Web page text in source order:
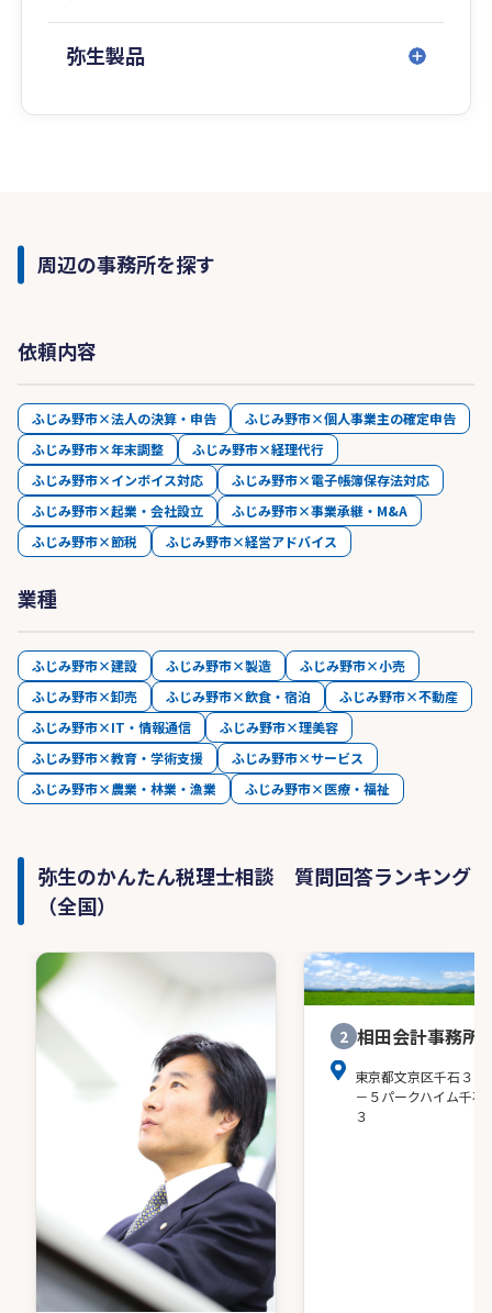
弥生製品
周辺の事務所を探す
依頼内容
ふじみ野市×法人の決算・申告
ふじみ野市×個人事業主の確定申告
ふじみ野市×年末調整
ふじみ野市×経理代行
ふじみ野市×インボイス対応
ふじみ野市×電子帳簿保存法対応
ふじみ野市×起業・会社設立
ふじみ野市×事業承継・M&A
ふじみ野市×節税
ふじみ野市×経営アドバイス
業種
ふじみ野市×建設 ふじみ野市×製造
ふじみ野市×小売
ふじみ野市×卸売
ふじみ野市×飲食・宿泊
ふじみ野市×不動産
ふじみ野市×IT・情報通信
ふじみ野市×理美容
ふじみ野市×教育・学術支援
ふじみ野市×サービス
ふじみ野市×農業・林業・漁業
ふじみ野市×医療・福祉
弥生のかんたん税理士相談 質問回答ランキング
（全国）
2 相田会計事務所
東京都文京区千石３－
－５パークハイム千石
３